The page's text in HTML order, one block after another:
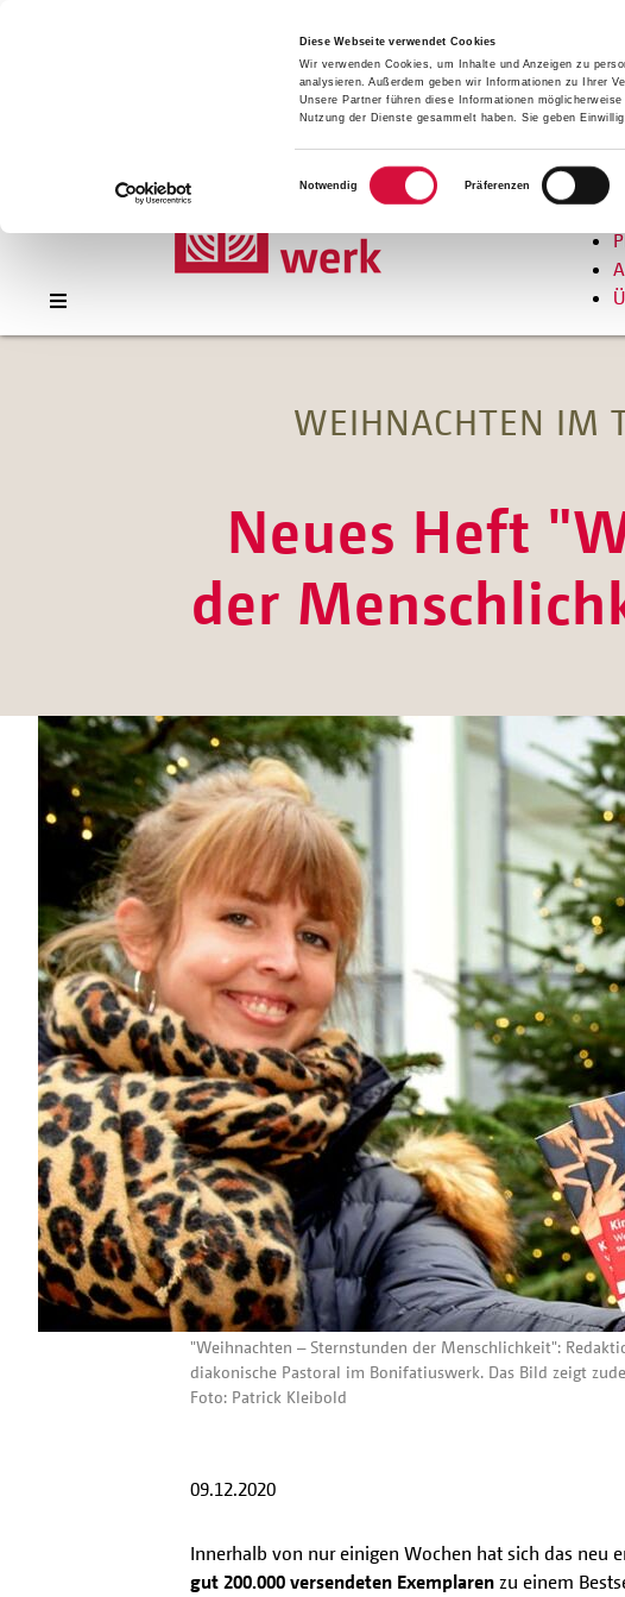
Diese Webseite verwendet Cookies
Wir verwenden Cookies, um Inhalte und Anzeigen zu
analysieren. Außerdem geben wir Informationen zu Ihrer
Unsere Partner führen diese Informationen
Nutzung der Dienste gesammelt haben. Sie geben
Einwilligungsauswahl
Notwendig
Präferenzen
WEIHNACHTEN IM
Neues Heft
der
"Weihnachten – Sternstunden der Menschlichkeit":
diakonische Pastoral im Bonifatiuswerk. Das Bild zeigt
Foto: Patrick Kleibold
09.12.2020
Innerhalb von nur einigen Wochen hat sich das neu
gut 200.000 versendeten Exemplaren zu einem